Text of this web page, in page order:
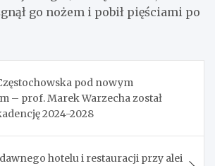
go nożem i pobił pięściami po
pod nowym
– prof. Marek Warzecha został
2024-2028
hotelu i restauracji przy alei